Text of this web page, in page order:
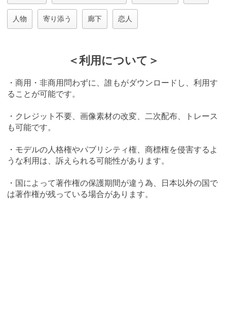
人物 寄り添う 廊下 恋人
＜利用について＞
・商用・非商用問わずに、誰もがダウンロードし、利用す
ることが可能です。
・クレジット不要、画像素材の改変、二次配布、トレース
も可能です。
・モデルの人格権やパブリシティ権、商標権を侵害するよ
うな利用は、訴えられる可能性があります。
・国によって著作権の保護期間が違う為、日本以外の国で
は著作権が残っている場合があります。